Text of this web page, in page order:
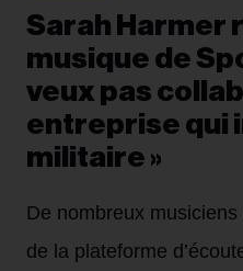
Sarah Harmer
musique de
veux pas
entreprise qui
militaire »
De nombreux
de la plateforme